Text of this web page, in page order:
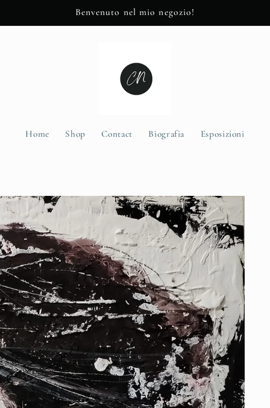
Benvenuto nel mio negozio!
Home Shop Contact Biografia Esposizioni